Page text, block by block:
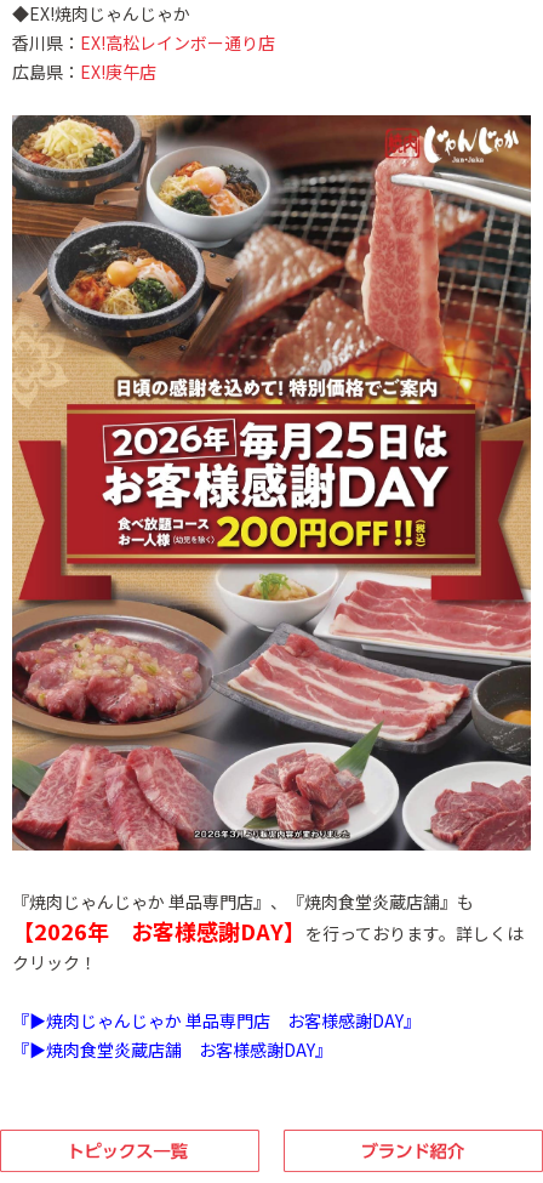
◆EX!焼肉じゃんじゃか
香川県： EX!高松レインボー通り店
広島県： EX!庚午店
『焼肉じゃんじゃか 単品専門店』、『焼肉食堂炎蔵店舗』も
【2026年 お客様感謝DAY】
を行っております。詳しくは
クリック！
『▶焼肉じゃんじゃか 単品専門店 お客様感謝DAY』
『▶焼肉食堂炎蔵店舗 お客様感謝DAY』